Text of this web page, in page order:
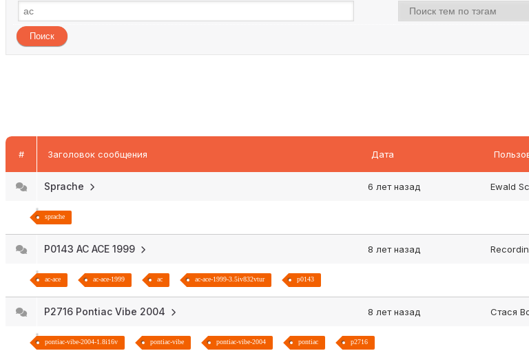
# Заголовок сообщения Дата
Sprache 6 лет назад Ewald
sprache
P0143 AC ACE 1999 8 лет назад
ac-ace ac-ace-1999 ac ac-ace-1999-3.5iv832vtur p0143
P2716 Pontiac Vibe 2004 8 лет назад Стася
pontiac-vibe-2004-1.8i16v pontiac-vibe pontiac-vibe-2004 pontiac p2716